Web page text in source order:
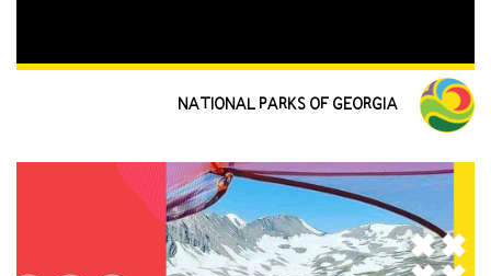
NATIONAL PARKS OF GEORGIA